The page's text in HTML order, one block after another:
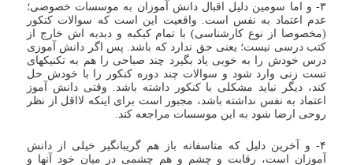
۳- و اما سومین دلیل اقبال دانش آموزان به موسسات خصوصی؛
عدم اعتماد به نفس است. واقعیت این است که سوالات کنکور
(مخصوصا از نوع کارشناسی) با تمام کبکبه و دبدبه اش خارج از
کتب درسی نیست؛ یعنی حق ندارد که باشد. پس اگر دانش آموزی
درس خودش را به خوبی یاد بگیرد چند صباحی را هم به تکنیکهای
تست زنی وارد شود و سوالات چند دوره کنکور را با خودش حل
کند، دیگر نباید مشکلی با کنکور داشته باشد. وقتی دانش آموز
اعتماد به نفس نداشته باشد، مجبور است برای اینکه لااقل از نظر
روحی ارضا شود به این موسسات مراجعه کند.
۴- و آخرین دلیل که متاسفانه باز هم گریبانگیر خیلی از دانش
آموزان است، رقابت و چشم و هم چشمی در میان خود آنها و